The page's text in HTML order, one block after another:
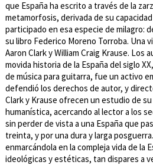
que España ha escrito a través de la
metamorfosis, derivada de su
participado en esa especie de milagro:
su libro Federico Moreno Torroba. Una
Aaron Clark y William Craig Krause.
movida historia de la España del siglo
de música para guitarra, fue un activo
defendió los derechos de autor, y
Clark y Krause ofrecen un estudio de
humanística, acercando al lector a los
sin perder de vista a una España que
treinta, y por una dura y larga
enmarcándola en la compleja vida de
ideológicas y estéticas, tan dispares a